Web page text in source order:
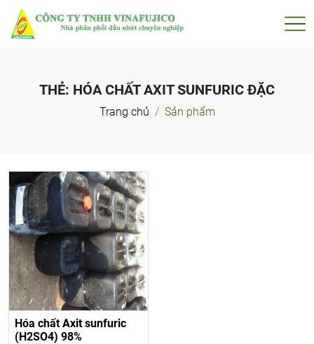
THẺ: HÓA CHẤT AXIT SUNFURIC ĐẶC
Trang chủ Sản phẩm
Hóa chất Axit sunfuric
(H2SO4) 98%